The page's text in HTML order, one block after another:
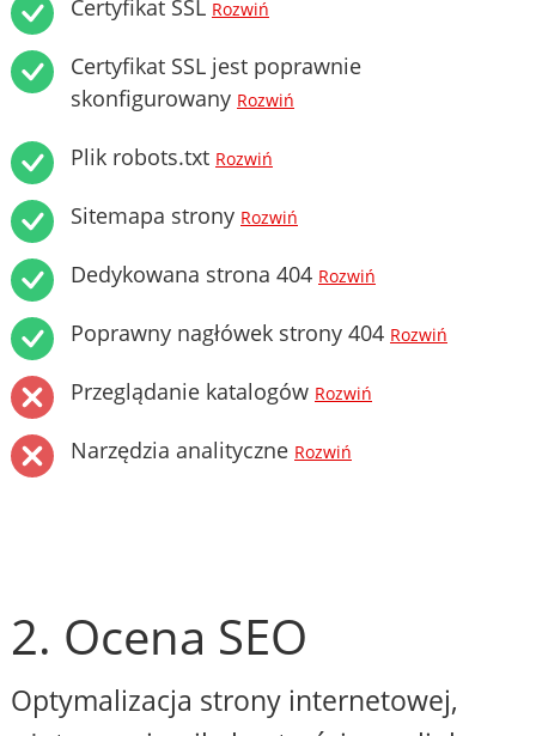
Certyfikat SSL Rozwiń
Certyfikat SSL jest poprawnie
skonfigurowany Rozwiń
Plik robots.txt Rozwiń
Sitemapa strony Rozwiń
Dedykowana strona 404 Rozwiń
Poprawny nagłówek strony 404 Rozwiń
Przeglądanie katalogów Rozwiń
Narzędzia analityczne Rozwiń
2. Ocena SEO
Optymalizacja strony internetowej,